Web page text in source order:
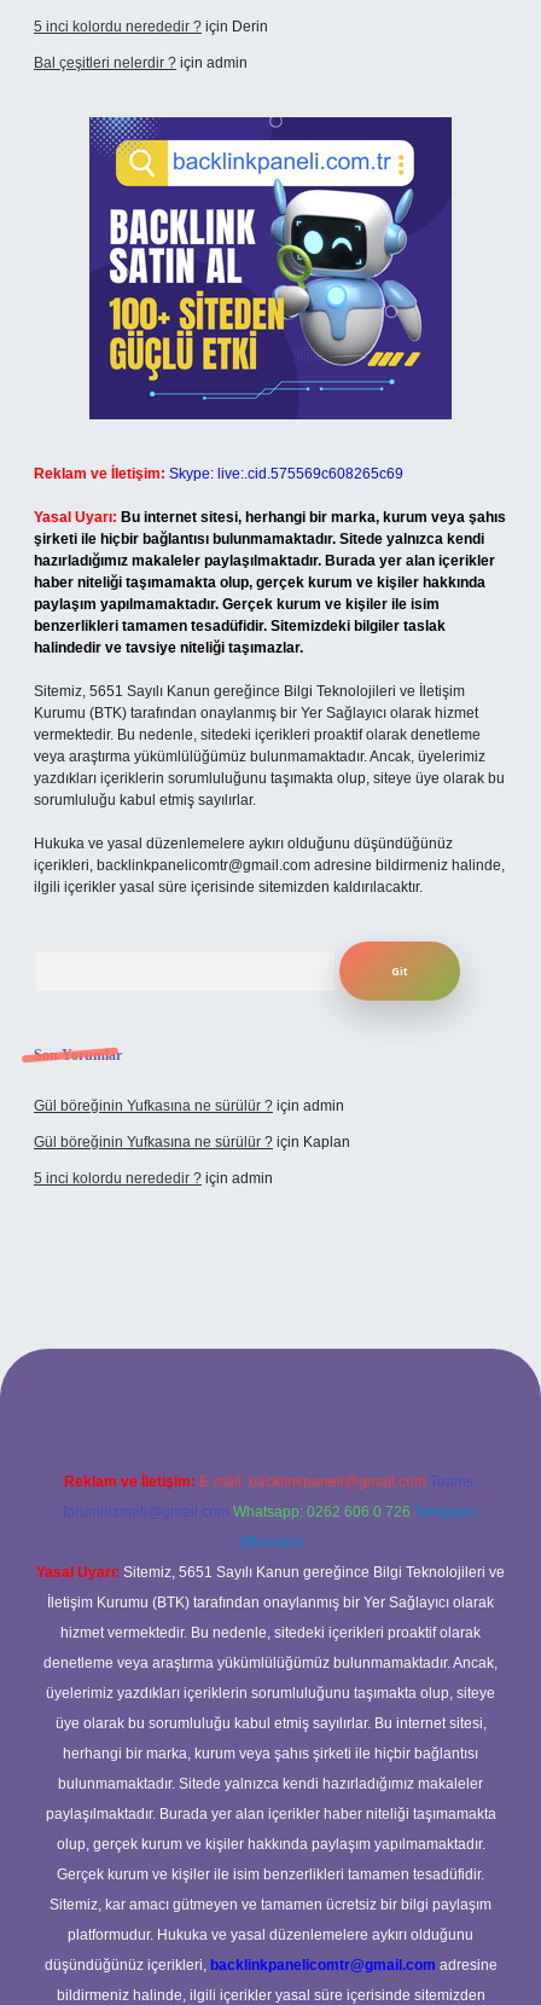
5 inci kolordu nerededir ? için Derin
Bal çeşitleri nelerdir ? için admin
Reklam ve İletişim: Skype: live:.cid.575569c608265c69
Yasal Uyarı: Bu internet sitesi, herhangi bir marka, kurum veya şahıs
şirketi ile hiçbir bağlantısı bulunmamaktadır. Sitede yalnızca kendi
hazırladığımız makaleler paylaşılmaktadır. Burada yer alan içerikler
haber niteliği taşımamakta olup, gerçek kurum ve kişiler hakkında
paylaşım yapılmamaktadır. Gerçek kurum ve kişiler ile isim
benzerlikleri tamamen tesadüfidir. Sitemizdeki bilgiler taslak
halindedir ve tavsiye niteliği taşımazlar.
Sitemiz, 5651 Sayılı Kanun gereğince Bilgi Teknolojileri ve İletişim
Kurumu (BTK) tarafından onaylanmış bir Yer Sağlayıcı olarak hizmet
vermektedir. Bu nedenle, sitedeki içerikleri proaktif olarak denetleme
veya araştırma yükümlülüğümüz bulunmamaktadır. Ancak, üyelerimiz
yazdıkları içeriklerin sorumluluğunu taşımakta olup, siteye üye olarak bu
sorumluluğu kabul etmiş sayılırlar.
Hukuka ve yasal düzenlemelere aykırı olduğunu düşündüğünüz
içerikleri, backlinkpanelicomtr@gmail.com adresine bildirmeniz halinde,
ilgili içerikler yasal süre içerisinde sitemizden kaldırılacaktır.
Son Yorumlar
Gül böreğinin Yufkasına ne sürülür ? için admin
Gül böreğinin Yufkasına ne sürülür ? için Kaplan
5 inci kolordu nerededir ? için admin
Reklam ve İletişim: E-mail: backlinkpaneli@gmail.com Teams:
forumhizmeti@gmail.com Whatsapp: 0262 606 0 726 Telegram:
@karabul
Yasal Uyarı: Sitemiz, 5651 Sayılı Kanun gereğince Bilgi Teknolojileri ve
İletişim Kurumu (BTK) tarafından onaylanmış bir Yer Sağlayıcı olarak
hizmet vermektedir. Bu nedenle, sitedeki içerikleri proaktif olarak
denetleme veya araştırma yükümlülüğümüz bulunmamaktadır. Ancak,
üyelerimiz yazdıkları içeriklerin sorumluluğunu taşımakta olup, siteye
üye olarak bu sorumluluğu kabul etmiş sayılırlar. Bu internet sitesi,
herhangi bir marka, kurum veya şahıs şirketi ile hiçbir bağlantısı
bulunmamaktadır. Sitede yalnızca kendi hazırladığımız makaleler
paylaşılmaktadır. Burada yer alan içerikler haber niteliği taşımamakta
olup, gerçek kurum ve kişiler hakkında paylaşım yapılmamaktadır.
Gerçek kurum ve kişiler ile isim benzerlikleri tamamen tesadüfidir.
Sitemiz, kar amacı gütmeyen ve tamamen ücretsiz bir bilgi paylaşım
platformudur. Hukuka ve yasal düzenlemelere aykırı olduğunu
düşündüğünüz içerikleri, backlinkpanelicomtr@gmail.com adresine
bildirmeniz halinde, ilgili içerikler yasal süre içerisinde sitemizden